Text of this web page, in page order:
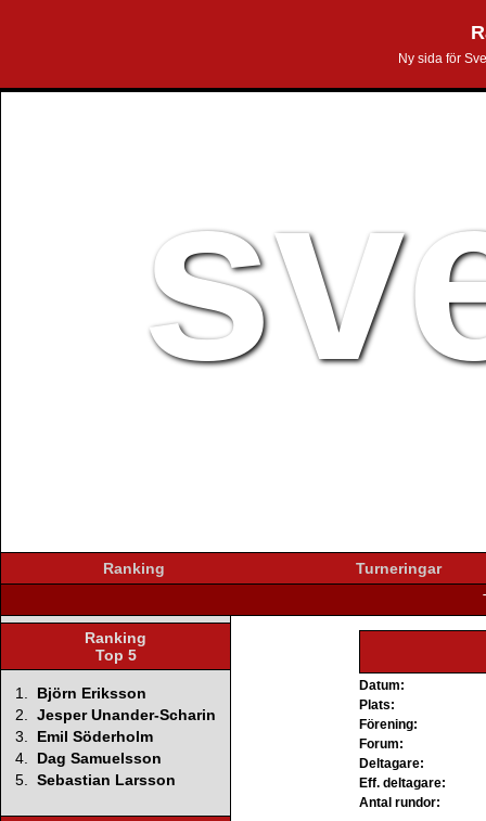
Ny sida för
Ranking
Turneringar
Ranking
Top 5
1.
Björn Eriksson
2. Jesper Unander-Scharin
3.
Emil Söderholm
4.
Dag Samuelsson
5. Sebastian Larsson
Datum:
Plats:
Förening:
Forum:
Deltagare:
Eff. deltagare:
Antal rundor: